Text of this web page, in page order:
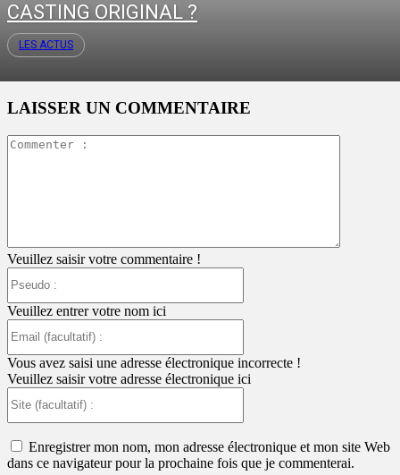
CASTING ORIGINAL ?
LES ACTUS
LAISSER UN COMMENTAIRE
Veuillez saisir votre commentaire !
Veuillez entrer votre nom ici
:
Vous avez saisi une adresse électronique incorrecte !
Veuillez saisir votre adresse électronique ici
:
Enregistrer mon nom, mon adresse électronique et mon site Web
dans ce navigateur pour la prochaine fois que je commenterai.